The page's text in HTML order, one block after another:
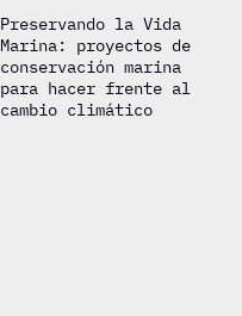
Preservando la Vida
Marina: proyectos de
conservación marina
para hacer frente al
cambio climático